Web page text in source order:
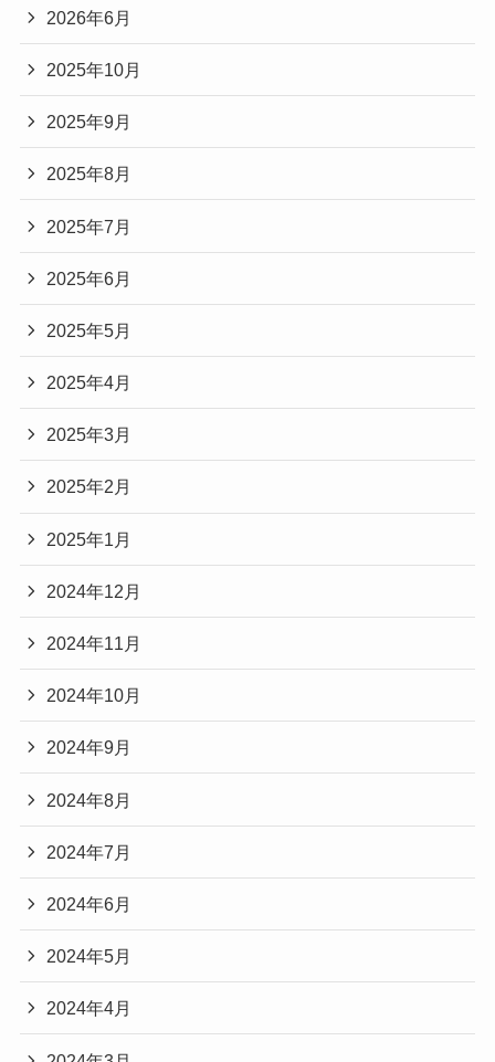
2026年6月
2025年10月
2025年9月
2025年8月
2025年7月
2025年6月
2025年5月
2025年4月
2025年3月
2025年2月
2025年1月
2024年12月
2024年11月
2024年10月
2024年9月
2024年8月
2024年7月
2024年6月
2024年5月
2024年4月